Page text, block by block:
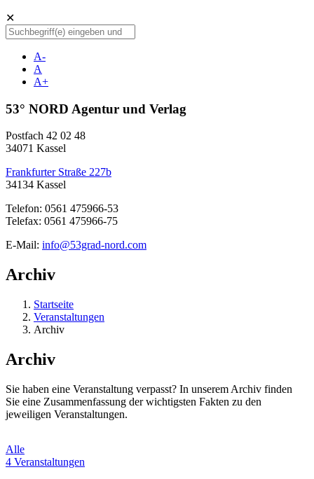
✕
A-
A
A+
53° NORD Agentur und Verlag
Postfach 42 02 48
34071 Kassel
Frankfurter Straße 227b
34134 Kassel
Telefon: 0561 475966-53
Telefax: 0561 475966-75
E-Mail: info@53grad-nord.com
Archiv
Startseite
Veranstaltungen
Archiv
Archiv
Sie haben eine Veranstaltung verpasst? In unserem Archiv finden
Sie eine Zusammenfassung der wichtigsten Fakten zu den
jeweiligen Veranstaltungen.
Alle
4 Veranstaltungen